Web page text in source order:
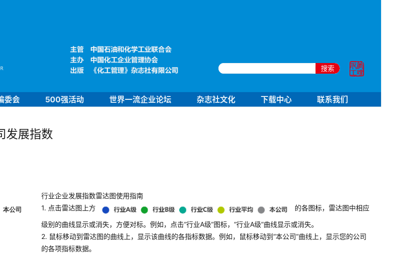
搜索
委会 500强活动 世界一流企业论坛 杂志社文化 下载中心 联系我们
发展指数
行业企业发展指数雷达图使用指南
1. 点击雷达图上方
的各图标，雷达图中相应
级别的曲线显示或消失，方便对标。例如，点击“行业A级”图标，“行业A级”曲线显示或消失。
2. 鼠标移动到雷达图的曲线上，显示该曲线的各指标数据。例如，鼠标移动到“本公司”曲线上，显示您的公司
的各项指标数据。